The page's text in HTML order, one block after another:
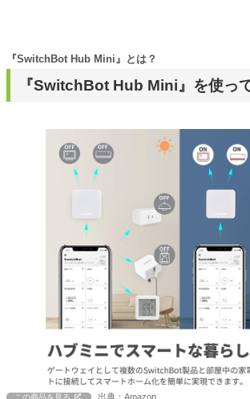
『SwitchBot Hub Mini』を使っ
『SwitchBot Hub Mini』とは？
この商品を見る 出典：Amazon